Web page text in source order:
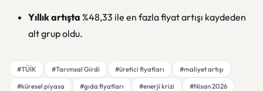
Yıllık artışta %48,33 ile en fazla fiyat artışı kaydeden
alt grup oldu.
#TÜİK #Tarımsal Girdi #üretici fiyatları
#maliyet artışı
#küresel piyasa
#gıda fiyatları #enerji krizi #Nisan 2026